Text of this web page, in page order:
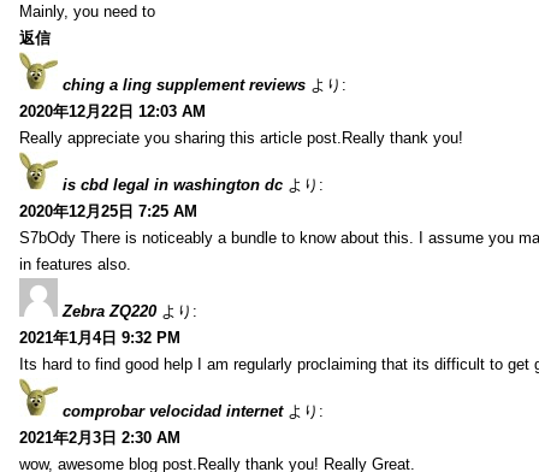
Mainly, you need to
返信
ching a ling supplement reviews より:
2020年12月22日 12:03 AM
Really appreciate you sharing this article post.Really thank you!
is cbd legal in washington dc より:
2020年12月25日 7:25 AM
S7bOdy There is noticeably a bundle to know about this. I assume you
in features also.
Zebra ZQ220 より:
2021年1月4日 9:32 PM
Its hard to find good help I am regularly proclaiming that its difficult to get
comprobar velocidad internet より:
2021年2月3日 2:30 AM
wow, awesome blog post.Really thank you! Really Great.